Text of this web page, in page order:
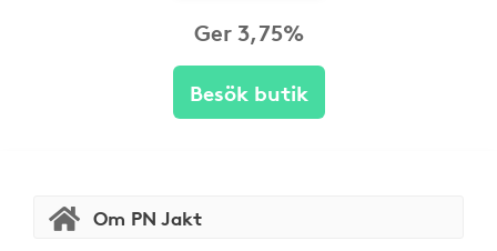
Ger 3,75%
Besök butik
Om PN Jakt